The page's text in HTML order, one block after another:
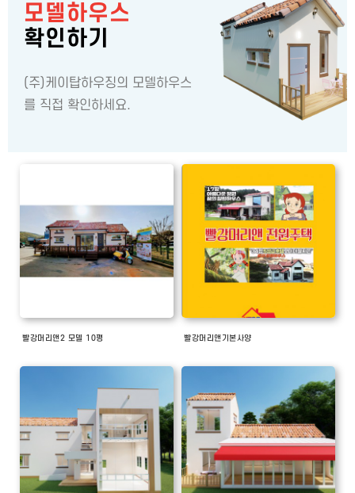
모델하우스
확인하기
(주)케이탑하우징의 모델하우스
를 직접 확인하세요.
빨강머리앤2 모델 10평 빨강머리앤기본사양